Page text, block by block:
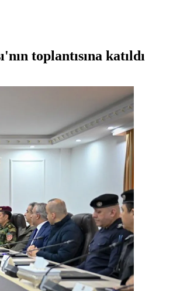
toplantısına katıldı